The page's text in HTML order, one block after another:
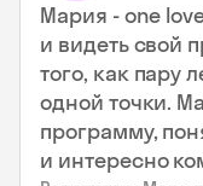
Мария - one
и видеть свой
того, как пару
одной точки.
программу,
и интересно